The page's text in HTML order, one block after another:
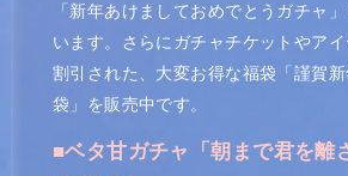
「新年あけましておめでとうガチャ
います。さらにガチャチケットやア
割引された、大変お得な福袋「謹賀
袋」を販売中です。
■ベタ甘ガチャ「朝まで君を離